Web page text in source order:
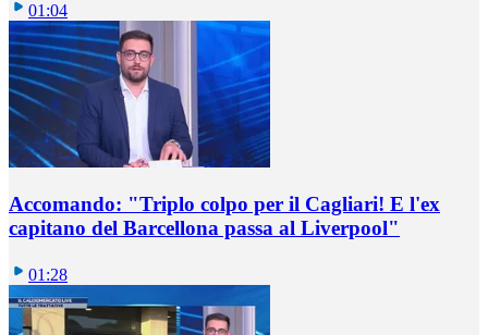
01:04
Accomando: "Triplo colpo per il Cagliari! E l'ex
capitano del Barcellona passa al Liverpool"
01:28